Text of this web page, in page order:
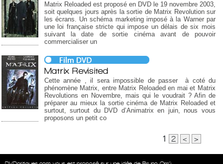
Matrix Reloaded est proposé en DVD le 19 novembre 2003,
soit quelques jours après la sortie de Matrix Revolution sur
les écrans. Un schéma marketing imposé à la Warner par
une loi française stricte qui impose un délais de six mois
suivant la date de sortie cinéma avant de pouvoir
commercialiser un
Matrix Revisited
Cette année , il sera impossible de passer à coté du
phénomène Matrix, entre Matrix Reloaded en mai et Matrix
Revolutions en Novembre, mais qui le voudrait ? Afin de
préparer au mieux la sortie cinéma de Matrix Reloaded et
surtout, surtout du DVD d’Animatrix en juin, nous vous
proposons un petit co
1 2 < >